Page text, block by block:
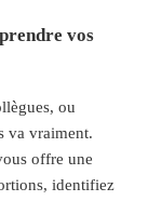
vos
ou
va vraiment.
offre une
identifiez